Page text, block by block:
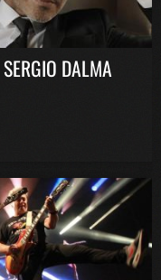
SERGIO DALMA